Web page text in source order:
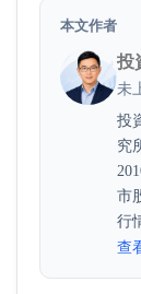
本文作者
投
未
投
究
市
行
查